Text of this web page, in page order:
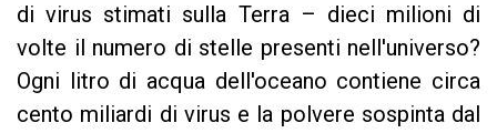
di virus stimati sulla Terra – dieci milioni di
volte il numero di stelle presenti nell'universo?
Ogni litro di acqua dell'oceano contiene circa
cento miliardi di virus e la polvere sospinta dal